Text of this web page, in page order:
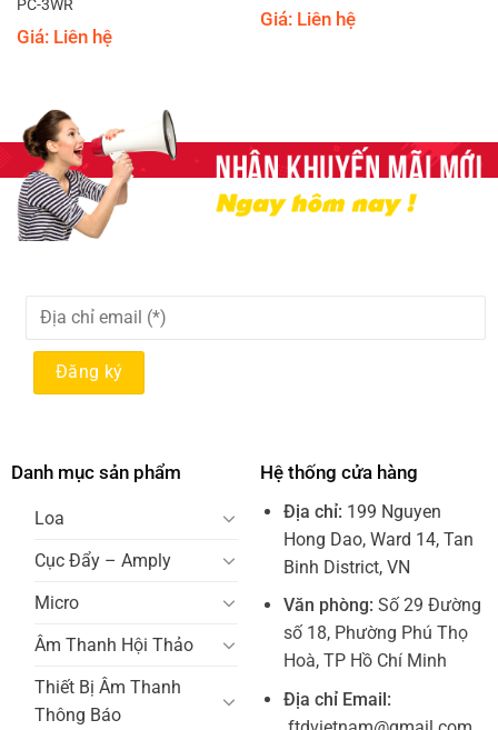
PC-3WR
Giá: Liên hệ
Giá: Liên hệ
Danh mục sản phẩm
Loa
Cục Đẩy – Amply
Micro
Âm Thanh Hội Thảo
Thiết Bị Âm Thanh
Thông Báo
Hệ thống cửa hàng
Địa chỉ: 199 Nguyen
Hong Dao, Ward 14, Tan
Binh District, VN
Văn phòng: Số 29 Đường
số 18, Phường Phú Thọ
Hoà, TP Hồ Chí Minh
Địa chỉ Email: